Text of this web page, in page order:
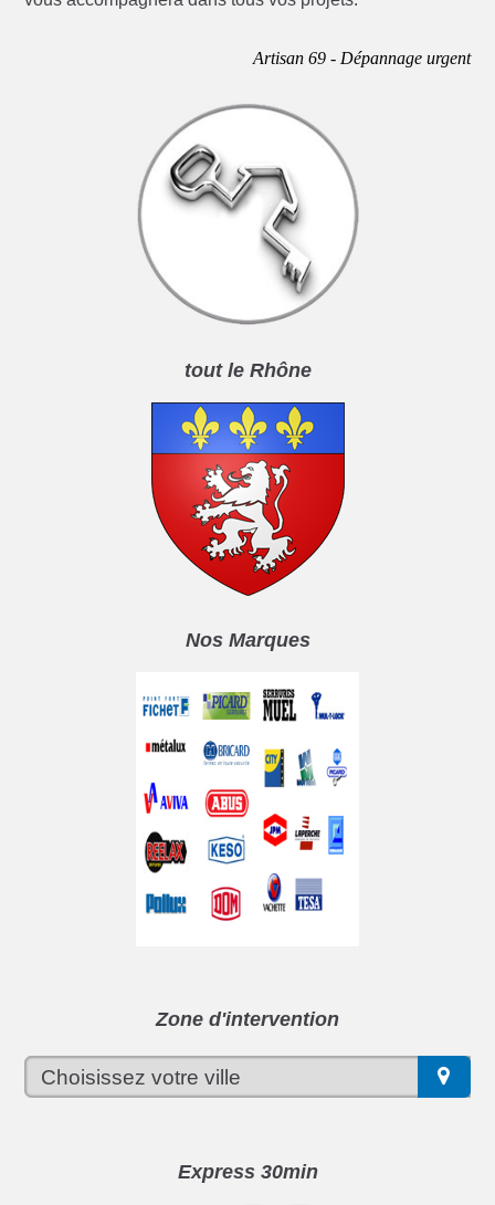
Artisan 69 - Dépannage urgent
tout le Rhône
Nos Marques
Zone d'intervention
Express 30min